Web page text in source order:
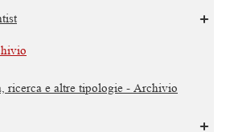
ricerca e altre tipologie - Archivio